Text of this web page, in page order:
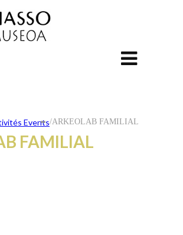
Events/ARKEOLAB FAMILIAL
FAMILIAL